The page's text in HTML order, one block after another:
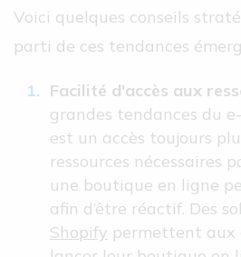
Voici quelques conseils
parti de ces tendances
Facilité d'accès aux
grandes tendances du
est un accès toujours
ressources nécessaires
une boutique en ligne
afin d’être réactif. Des
Shopify permettent aux